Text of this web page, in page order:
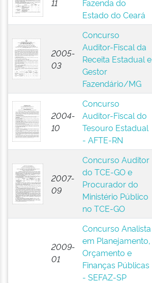
11
Fazenda do
Estado do Ceará
2005-
03
Concurso
Auditor-Fiscal da
Receita Estadual e
Gestor
Fazendário/MG
2004-
10
Concurso
Auditor-Fiscal do
Tesouro Estadual
- AFTE-RN
2007-
09
Concurso Auditor
do TCE-GO e
Procurador do
Ministério Público
no TCE-GO
2009-
01
Concurso Analista
em Planejamento,
Orçamento e
Finanças Públicas
- SEFAZ-SP